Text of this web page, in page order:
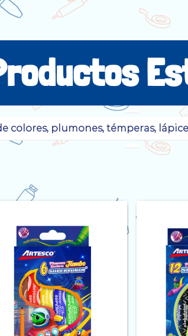
colores, plumones, témperas,